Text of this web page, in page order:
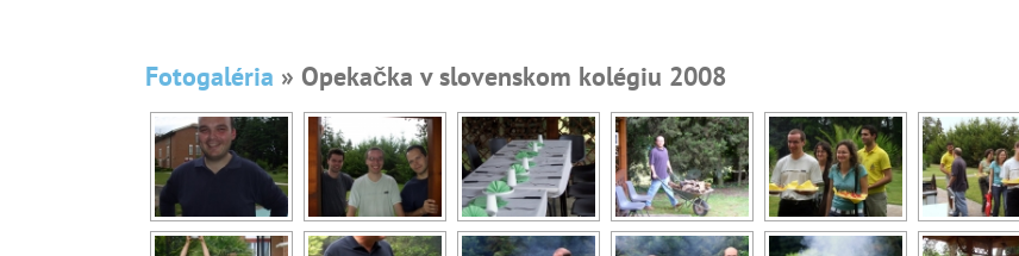
Fotogaléria » Opekačka v slovenskom kolégiu 2008